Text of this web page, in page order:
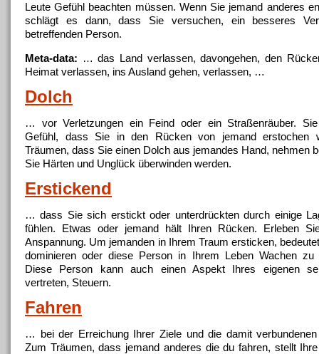
Leute Gefühl beachten müssen. Wenn Sie jemand anderes
schlägt es dann, dass Sie versuchen, ein besseres
betreffenden Person.
Meta-data: … das Land verlassen, davongehen, den
Heimat verlassen, ins Ausland gehen, verlassen, …
Dolch
… vor Verletzungen ein Feind oder ein Straßenräuber.
Gefühl, dass Sie in den Rückenvon jemanderstochen
Träumen, dass Sie einen Dolch aus jemandes Hand, nehmen
Sie Härten und Unglück überwinden werden.
Erstickend
… dass Sie sich erstickt oder unterdrückten durch einige
fühlen. Etwas oder jemand hält Ihren Rücken. Erleben
Anspannung. Um jemanden in Ihrem Traum ersticken,
dominieren oder diese Person in Ihrem Leben Wachen zu
Diese Person kann auch einen Aspekt Ihres eigenen
vertreten, Steuern.
Fahren
… bei der Erreichung Ihrer Ziele und die damit verbundenen
Zum Träumen, dass jemand anderes die du fahren, stellt